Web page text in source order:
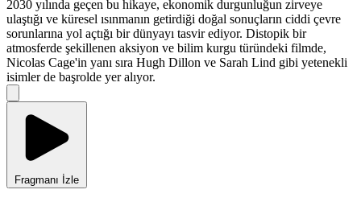
2030 yılında geçen bu hikaye, ekonomik durgunluğun zirveye
ulaştığı ve küresel ısınmanın getirdiği doğal sonuçların ciddi çevre
sorunlarına yol açtığı bir dünyayı tasvir ediyor. Distopik bir
atmosferde şekillenen aksiyon ve bilim kurgu türündeki filmde,
Nicolas Cage'in yanı sıra Hugh Dillon ve Sarah Lind gibi yetenekli
isimler de başrolde yer alıyor.
Fragmanı İzle